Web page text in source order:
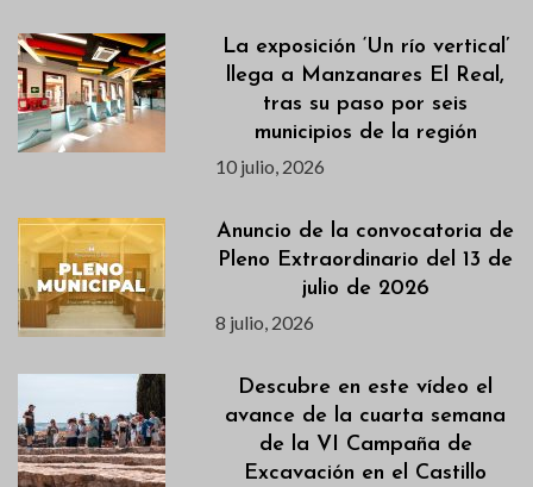
La exposición ‘Un río vertical’
llega a Manzanares El Real,
tras su paso por seis
municipios de la región
10 julio, 2026
Anuncio de la convocatoria de
Pleno Extraordinario del 13 de
julio de 2026
8 julio, 2026
Descubre en este vídeo el
avance de la cuarta semana
de la VI Campaña de
Excavación en el Castillo